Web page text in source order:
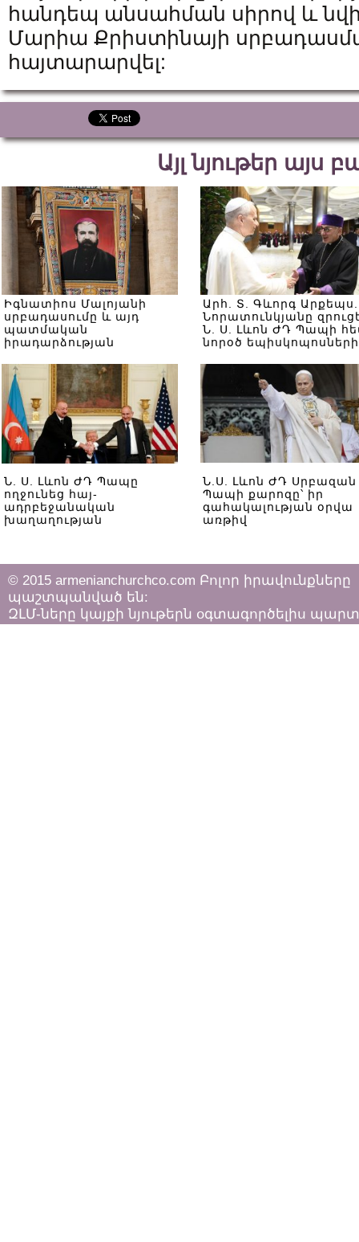
հանդեպ անսահման սիրով և
Մարիա Քրիստինայի
հայտարարվել:
Այլ նյութեր այս
Իգնատիոս Մալոյանի
սրբադասումը և այդ
պատմական
իրադարձության
հասարակությանը.
վերլուծական
Արհ. Տ. Գևորգ Արքեպս.
Նորատունկյանը
Ն. Ս. Լևոն ԺԴ Պապի
նորօծ եպիսկոպոսների
ավարտին
Ն. Ս. Լևոն ԺԴ Պապը
ողջունեց հայ-
ադրբեջանական
խաղաղության
Ն.Ս. Լևոն ԺԴ Սրբազան
Պապի քարոզը՝ իր
գահակալության օրվա
առթիվ
© 2015 armenianchurchco.com Բոլոր իրավունքները
պաշտպանված են:
ԶԼՄ-ները կայքի նյութերն օգտագործելիս